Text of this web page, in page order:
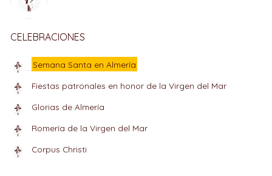
CELEBRACIONES
Semana Santa en Almería
Fiestas patronales en honor de la Virgen del Mar
Glorias de Almería
Romería de la Virgen del Mar
Corpus Christi